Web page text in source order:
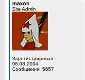
maxon
Site Admin
Зарегистрирован:
06.08.2004
Сообщения: 5657